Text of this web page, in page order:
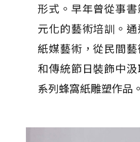
形式。早年曾從事
元化的藝術培訓。
紙媒藝術，從民間
和傳統節日裝飾中
系列蜂窩紙雕塑作品。